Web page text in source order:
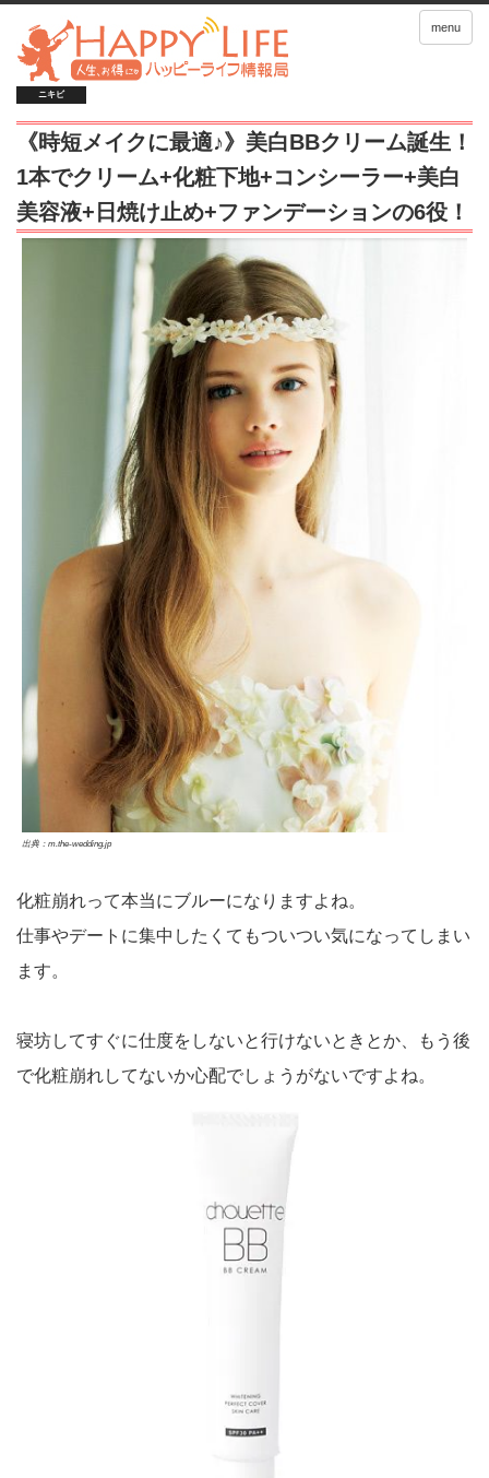
menu
ニキビ
《時短メイクに最適♪》美白BBクリーム誕生！
1本でクリーム+化粧下地+コンシーラー+美白
美容液+日焼け止め+ファンデーションの6役！
出典：m.the-wedding.jp
化粧崩れって本当にブルーになりますよね。
仕事やデートに集中したくてもついつい気になってしまい
ます。
寝坊してすぐに仕度をしないと行けないときとか、もう後
で化粧崩れしてないか心配でしょうがないですよね。